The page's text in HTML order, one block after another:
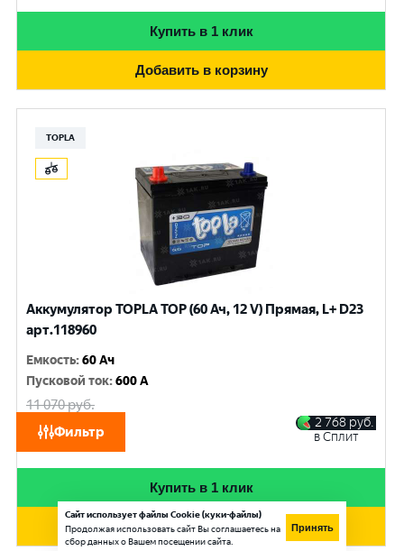
Фильтр
Купить в 1 клик
Добавить в корзину
TOPLA
Аккумулятор TOPLA TOP (60 Ач, 12 V) Прямая, L+ D23
арт.118960
Емкость:60 Ач
Пусковой ток:600 A
11 070руб.
10 530руб. 2 768 руб.
в Сплит
Купить в 1 клик
Добавить в корзину
Сайт использует файлы Cookie (куки-файлы)
Продолжая использовать сайт Вы соглашаетесь на
сбор данных о Вашем посещении сайта.
Принять